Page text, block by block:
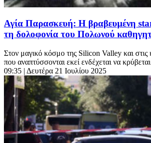
Αγία Παρασκευή: Η βραβευμένη
τη δολοφονία του Πολωνού
Στον μαγικό κόσμο της Silicon Valley και στις
που αναπτύσσονται εκεί ενδέχεται να
09:35 | Δευτέρα 21 Ιουλίου 2025